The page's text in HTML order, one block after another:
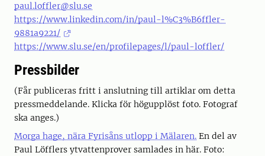
paul.loffler@slu.se
https://www.linkedin.com/in/paul-l%C3%B6ffler-
9881a9221/
https://www.slu.se/en/profilepages/l/paul-loffler/
Pressbilder
(Får publiceras fritt i anslutning till artiklar om detta
pressmeddelande. Klicka för högupplöst foto. Fotograf
ska anges.)
Morga hage, nära Fyrisåns utlopp i Mälaren. En del av
Paul Löfflers ytvattenprover samlades in här. Foto: